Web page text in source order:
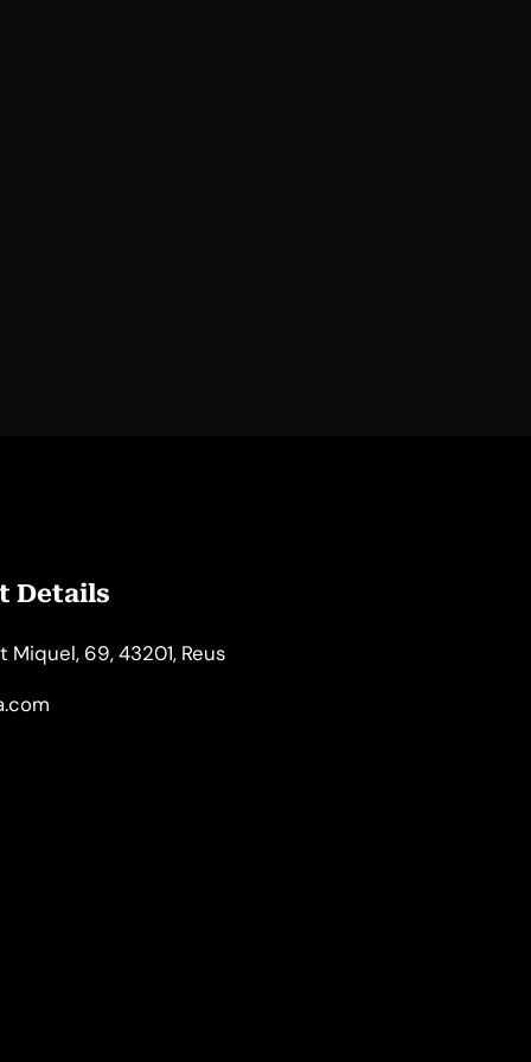
Details
Miquel, 69, 43201, Reus